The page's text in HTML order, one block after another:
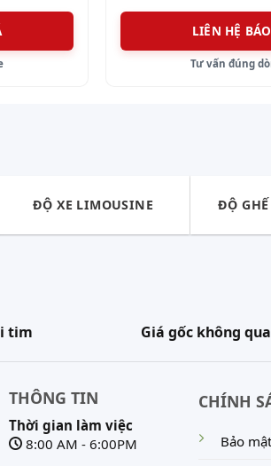
LIÊN HỆ
Tư vấn đúng
ĐỘ XE LIMOUSINE ĐỘ
tim Giá gốc không
THÔNG TIN
Thời gian làm việc
8:00 AM - 6:00PM
CHÍNH
Bảo